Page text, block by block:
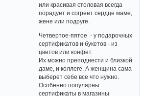
позитивные эмоции по
отношению к нему. Так что
плюшевый дракончик придется в
или красивая столовая всегда
порадует и согреет сердце маме,
жене или подруге.
Четвертое-пятое - у подарочных
сертификатов и букетов - из
цветов или конфет.
Их можно преподнести и близкой